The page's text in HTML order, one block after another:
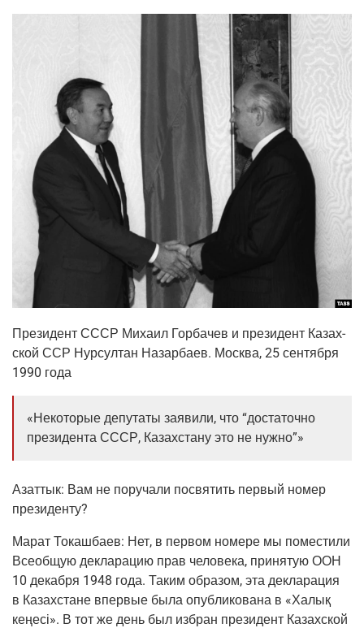
Пре­зи­дент СССР Миха­ил Гор­ба­чев и пре­зи­дент Казах­
ской ССР Нур­сул­тан Назар­ба­ев. Москва, 25 сен­тяб­ря
1990 года
«Неко­то­рые депу­та­ты заяви­ли, что “доста­точ­но
пре­зи­ден­та СССР, Казах­ста­ну это не нужно”»
Азаттык: Вам не пору­ча­ли посвя­тить пер­вый номер
президенту?
Марат Токаш­ба­ев: Нет, в пер­вом номе­ре мы поме­сти­ли
Все­об­щую декла­ра­цию прав чело­ве­ка, при­ня­тую ООН
10 декаб­ря 1948 года. Таким обра­зом, эта декла­ра­ция
в Казах­стане впер­вые была опуб­ли­ко­ва­на в «Халық
кеңесі». В тот же день был избран пре­зи­дент Казах­ской